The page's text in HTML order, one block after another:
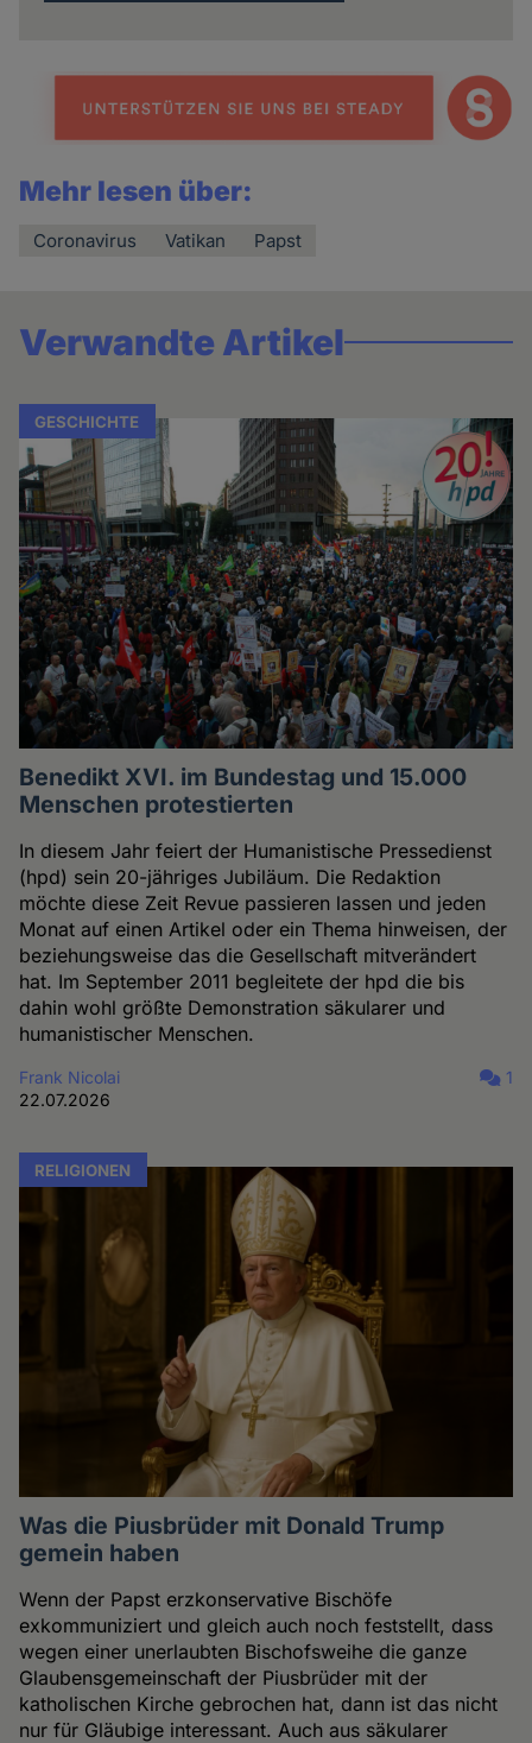
Mehr lesen über:
Coronavirus Vatikan Papst
Verwandte Artikel
GESCHICHTE
Benedikt XVI. im Bundestag und 15.000
Menschen protestierten
In diesem Jahr feiert der Humanistische Pressedienst
(hpd) sein 20-jähriges Jubiläum. Die Redaktion
möchte diese Zeit Revue passieren lassen und jeden
Monat auf einen Artikel oder ein Thema hinweisen, der
beziehungsweise das die Gesellschaft mitverändert
hat. Im September 2011 begleitete der hpd die bis
dahin wohl größte Demonstration säkularer und
humanistischer Menschen.
Frank Nicolai
22.07.2026
1
RELIGIONEN
Was die Piusbrüder mit Donald Trump
gemein haben
Wenn der Papst erzkonservative Bischöfe
exkommuniziert und gleich auch noch feststellt, dass
wegen einer unerlaubten Bischofsweihe die ganze
Glaubensgemeinschaft der Piusbrüder mit der
katholischen Kirche gebrochen hat, dann ist das nicht
nur für Gläubige interessant. Auch aus säkularer